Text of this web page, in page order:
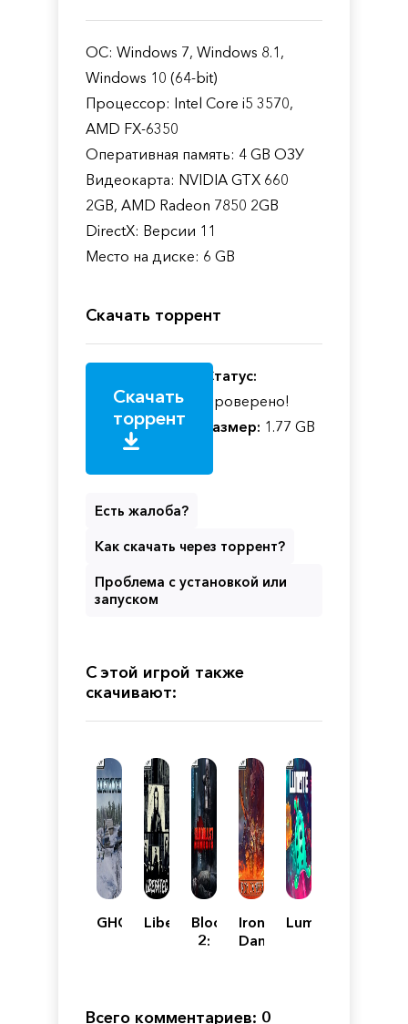
ОС: Windows 7, Windows 8.1,
Windows 10 (64-bit)
Процессор: Intel Core i5 3570,
AMD FX-6350
Оперативная память: 4 GB ОЗУ
Видеокарта: NVIDIA GTX 660
2GB, AMD Radeon 7850 2GB
DirectX: Версии 11
Место на диске: 6 GB
Скачать торрент
Скачать
торрент
Статус:
Проверено!
Размер: 1.77 GB
Есть жалоба?
Как скачать через торрент?
Проблема с установкой или
запуском
С этой игрой также
скачивают:
GHOSTWINTER
LiberatedBloodLust
2:
Iron
Danger
Lumote
Всего комментариев: 0